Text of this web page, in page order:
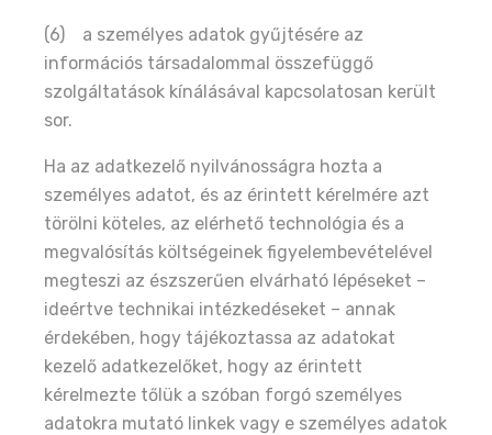
(6) a személyes adatok gyűjtésére az
információs társadalommal összefüggő
szolgáltatások kínálásával kapcsolatosan került
sor.
Ha az adatkezelő nyilvánosságra hozta a
személyes adatot, és az érintett kérelmére azt
törölni köteles, az elérhető technológia és a
megvalósítás költségeinek figyelembevételével
megteszi az észszerűen elvárható lépéseket –
ideértve technikai intézkedéseket – annak
érdekében, hogy tájékoztassa az adatokat
kezelő adatkezelőket, hogy az érintett
kérelmezte tőlük a szóban forgó személyes
adatokra mutató linkek vagy e személyes adatok